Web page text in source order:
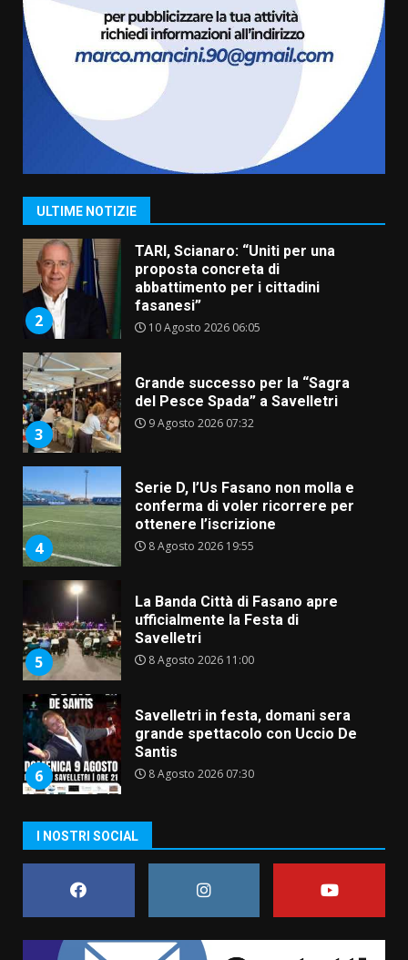
ULTIME NOTIZIE
Politiche Giovanili e Mobilità
Sostenibile: premiati gli studenti
universitari del bando “La strada
giusta”
8 Agosto 2026 07:15
1
Savelletri in festa, pienone sul
porto per Uccio De Santis: la
voce di Antonella Losavio
2
TARI, Scianaro: “Uniti per una
proposta concreta di
abbattimento per i cittadini
fasanesi”
10 Agosto 2026 06:05
3
Grande successo per la “Sagra
del Pesce Spada” a Savelletri
9 Agosto 2026 07:32
4
Serie D, l’Us Fasano non molla e
conferma di voler ricorrere per
ottenere l’iscrizione
8 Agosto 2026 19:55
5
La Banda Città di Fasano apre
ufficialmente la Festa di
Savelletri
8 Agosto 2026 11:00
6
Savelletri in festa, domani sera
grande spettacolo con Uccio De
Santis
8 Agosto 2026 07:30
Politiche Giovanili e Mobilità
Sostenibile: premiati gli studenti
8 Agosto 2026 07:15
porto per Uccio De Santis: la
I NOSTRI SOCIAL